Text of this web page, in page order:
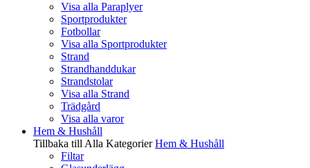
Visa alla Paraplyer
Sportprodukter
Fotbollar
Visa alla Sportprodukter
Strand
Strandhanddukar
Strandstolar
Visa alla Strand
Trädgård
Visa alla varor
Hem & Hushåll
Tillbaka till Alla Kategorier Hem & Hushåll
Filtar